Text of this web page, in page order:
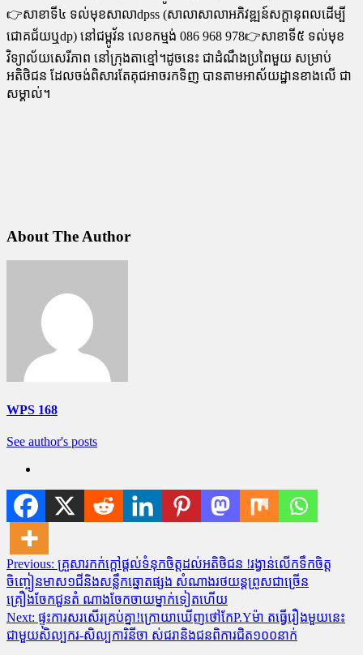
👉សាខាទី៤ ទល់មុខសាលាdpss (សាលាសាលាអភិវឌ្ឍន៍សក្តានុពលដើម្បី
ជោគជ័យឬdp) នៅជម្ពូវ័ន លេខកម្មង់ 086 968 978👉សាខាទី៥ ទល់មុខ
វិទ្យាល័យសេរីភាព នៅក្រុងតាខ្មៅ។ដូចនេះ ជាដំណឹងប្រពៃមួយ សម្រាប់
អតិថិជន ដែលចង់ពិសារតែគុជអាចរកទិញ បានតាមអាស័យដ្ឋានខាងលើ ជា
សម្គាល់។
About The Author
WPS 168
See author's posts
Post
navigation
Previous: គ្រួសារកក់ក្តៅផ្តល់ទំនុកចិត្តដល់អតិថិជន !រង្វាន់លើកទឹកចិត្ត
ចិញ្ចៀនមាស១ជីនិងសន្លឹកឆ្នោតផ្សង សំណាងរថយន្តព្រូសជាច្រើន
គ្រឿងចែកជួនតំ ណាងចែកចាយម្នាក់ទៀតហើយ
Next: ផ្ទុះការសរសើរគ្រប់គ្នា!ក្រោយាឃើញថៅកែP.Yម៉ា តធ្វើរឿងមួយនេះ
ជាមួយសិល្បករ-សិល្បការិនីចា ស់ជរានិងជនពិការជិត១០០នាក់